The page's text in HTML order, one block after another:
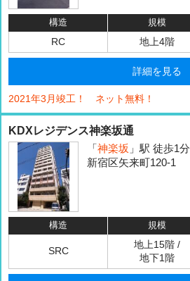
構造 規模
RC 地上4階
詳細を見る
2021年3月竣工！ ネット無料！
KDXレジデンス神楽坂通
「 神楽坂 」駅 徒歩1分
新宿区矢来町120-1
構造 規模
SRC
地上15階 /
地下1階